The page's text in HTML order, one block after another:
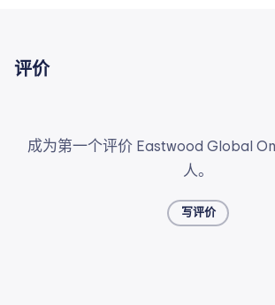
评价
成为第一个评价 Eastwood Global
人。
写评价